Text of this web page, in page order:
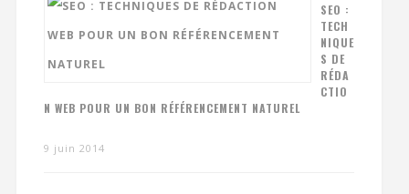
SEO :
TECH
NIQUE
S DE
RÉDA
CTIO
N WEB POUR UN BON RÉFÉRENCEMENT NATUREL
9 juin 2014